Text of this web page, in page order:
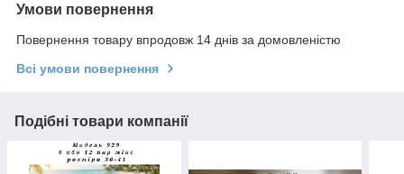
Умови повернення
Повернення товару впродовж 14 днів за домовленістю
Всі умови повернення
Подібні товари компанії